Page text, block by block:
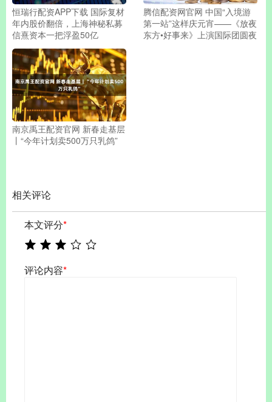
恒瑞行配资APP下载 国际复材
年内股价翻倍，上海神秘私募
信熹资本一把浮盈50亿
腾信配资网官网 中国“入境游
第一站”这样庆元宵——《放夜
东方•好事来》上演国际团圆夜
南京禹王配资官网 新春走基层
丨“今年计划卖500万只乳鸽”
相关评论
本文评分*
评论内容*